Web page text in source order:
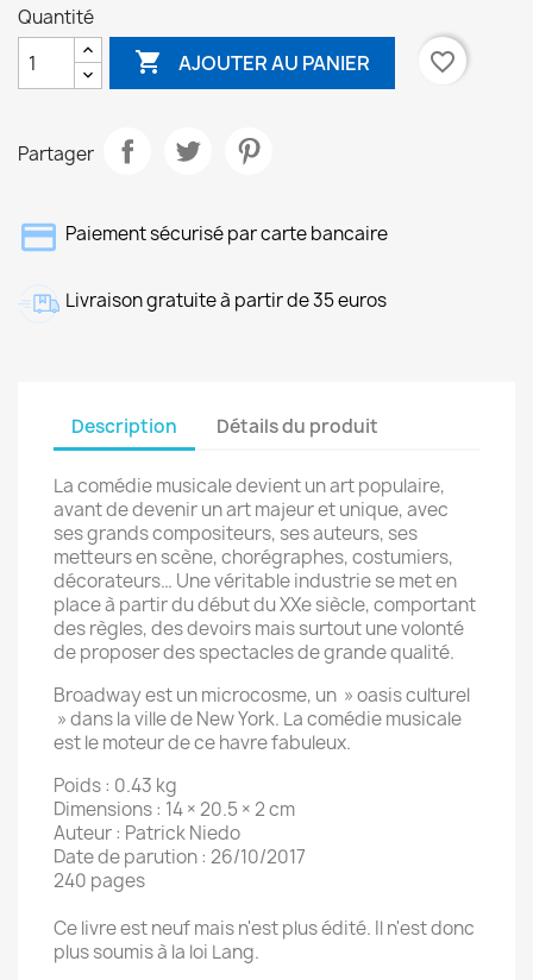
Quantité
 AJOUTER AU PANIER favorite_border
Partager
Paiement sécurisé par carte bancaire
Livraison gratuite à partir de 35 euros
Description Détails du produit
La comédie musicale devient un art populaire,
avant de devenir un art majeur et unique, avec
ses grands compositeurs, ses auteurs, ses
metteurs en scène, chorégraphes, costumiers,
décorateurs… Une véritable industrie se met en
place à partir du début du XXe siècle, comportant
des règles, des devoirs mais surtout une volonté
de proposer des spectacles de grande qualité.
Broadway est un microcosme, un » oasis culturel
» dans la ville de New York. La comédie musicale
est le moteur de ce havre fabuleux.
Poids : 0.43 kg
Dimensions : 14 × 20.5 × 2 cm
Auteur : Patrick Niedo
Date de parution : 26/10/2017
240 pages
Ce livre est neuf mais n'est plus édité. Il n'est donc
plus soumis à la loi Lang.